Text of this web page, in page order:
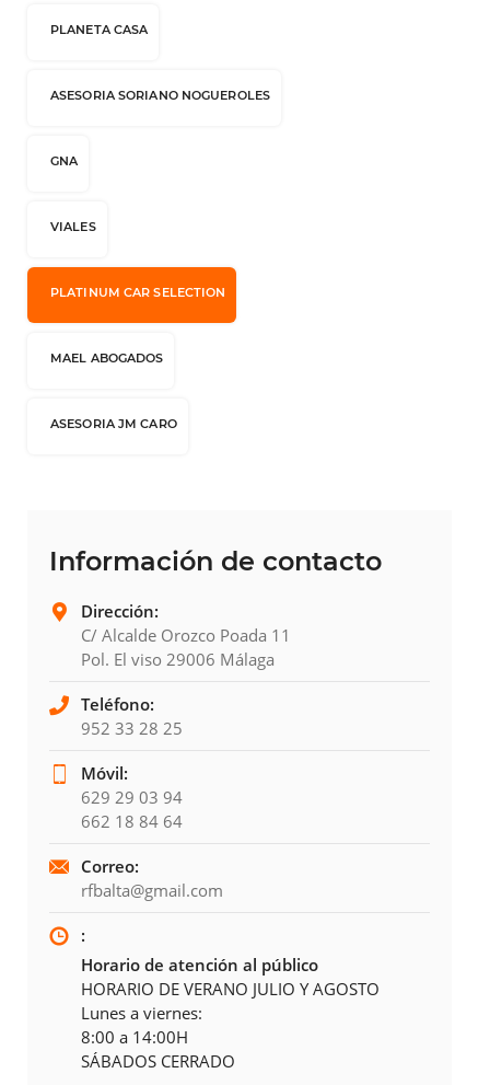
PLANETA CASA
ASESORIA SORIANO NOGUEROLES
GNA
VIALES
PLATINUM CAR SELECTION
MAEL ABOGADOS
ASESORIA JM CARO
Información de contacto
Dirección:
C/ Alcalde Orozco Poada 11
Pol. El viso 29006 Málaga
Teléfono:
952 33 28 25
Móvil:
629 29 03 94
662 18 84 64
Correo:
rfbalta@gmail.com
:
Horario de atención al público
HORARIO DE VERANO JULIO Y AGOSTO
Lunes a viernes:
8:00 a 14:00H
SÁBADOS CERRADO